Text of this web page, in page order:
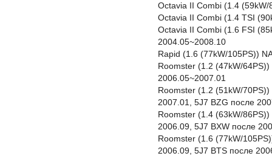
Octavia II Combi (1.4
Octavia II Combi (1.4 TSI
Octavia II Combi (1.6 FSI
2004.05~2008.10
Rapid (1.6 (77kW/105PS))
Roomster (1.2 (47kW/
2006.05~2007.01
Roomster (1.2 (51kW/
2007.01, 5J7 BZG после
Roomster (1.4 (63kW/
2006.09, 5J7 BXW после
Roomster (1.6 (77kW/
2006.09, 5J7 BTS после